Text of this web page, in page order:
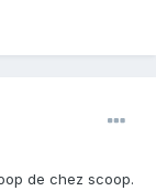
de chez scoop.